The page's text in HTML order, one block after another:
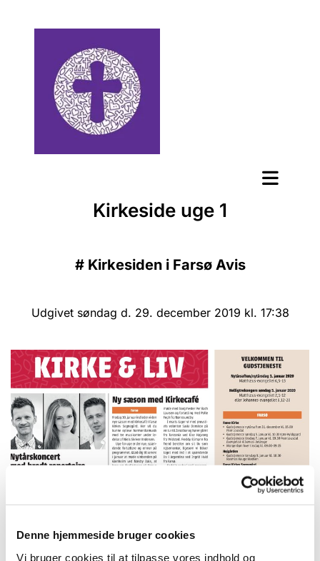
Denne hjemmeside bruger cookies
Vi bruger cookies til at tilpasse vores indhold og
Kirkeside uge 1
# Kirkesiden i Farsø Avis
Udgivet søndag d. 29. december 2019 kl. 17:38
Kirkeside uge 1